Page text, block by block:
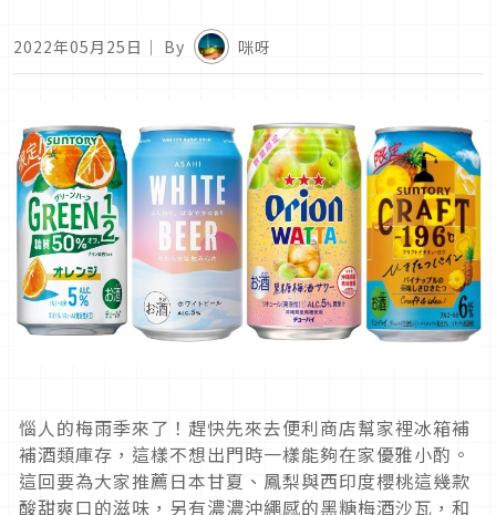
2022年05月25日 ｜ By 咪呀
惱人的梅雨季來了！趕快先來去便利商店幫家裡冰箱補
補酒類庫存，這樣不想出門時一樣能夠在家優雅小酌。
這回要為大家推薦日本甘夏、鳳梨與西印度櫻桃這幾款
酸甜爽口的滋味，另有濃濃沖繩感的黑糖梅酒沙瓦，和